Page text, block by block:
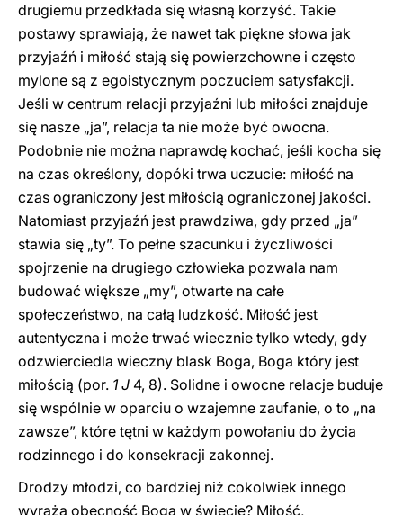
drugiemu przedkłada się własną korzyść. Takie
postawy sprawiają, że nawet tak piękne słowa jak
przyjaźń i miłość stają się powierzchowne i często
mylone są z egoistycznym poczuciem satysfakcji.
Jeśli w centrum relacji przyjaźni lub miłości znajduje
się nasze „ja”, relacja ta nie może być owocna.
Podobnie nie można naprawdę kochać, jeśli kocha się
na czas określony, dopóki trwa uczucie: miłość na
czas ograniczony jest miłością ograniczonej jakości.
Natomiast przyjaźń jest prawdziwa, gdy przed „ja”
stawia się „ty”. To pełne szacunku i życzliwości
spojrzenie na drugiego człowieka pozwala nam
budować większe „my”, otwarte na całe
społeczeństwo, na całą ludzkość. Miłość jest
autentyczna i może trwać wiecznie tylko wtedy, gdy
odzwierciedla wieczny blask Boga, Boga który jest
miłością (por. 1 J 4, 8). Solidne i owocne relacje buduje
się wspólnie w oparciu o wzajemne zaufanie, o to „na
zawsze”, które tętni w każdym powołaniu do życia
rodzinnego i do konsekracji zakonnej.
Drodzy młodzi, co bardziej niż cokolwiek innego
wyraża obecność Boga w świecie? Miłość,